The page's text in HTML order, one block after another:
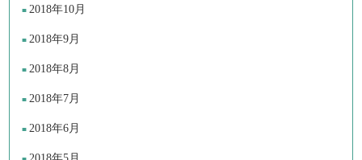
2018年10月
2018年9月
2018年8月
2018年7月
2018年6月